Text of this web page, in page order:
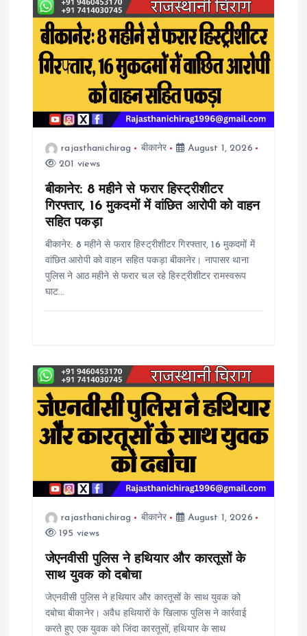
g
t
rajasthanichirag बीकानेर
August 1, 2026
201 views
बीकानेर: 8 महीने से फरार हिस्ट्रीशीटर
गिरफ्तार, 16 मुकदमों में वांछित आरोपी को वाहन
सहित पकड़ा
बीकानेर: 8 महीने से फरार हिस्ट्रीशीटर गिरफ्तार, 16 मुकदमों में
वांछित आरोपी को वाहन सहित पकड़ा बीकानेर। नापासर थाना
पुलिस ने आठ महीने से फरार चल रहे हिस्ट्रीशीटर रामस्वरूप
घाट…
rajasthanichirag बीकानेर
August 1, 2026
195 views
जेएनवीसी पुलिस ने हथियार और कारतूसों के
साथ युवक को दबोचा
जेएनवीसी पुलिस ने हथियार और कारतूसों के साथ युवक को
दबोचा बीकानेर। अवैध हथियारों के खिलाफ पुलिस ने कार्रवाई
करते हुए एक युवक को जिंदा कारतूसों, हथियार के साथ